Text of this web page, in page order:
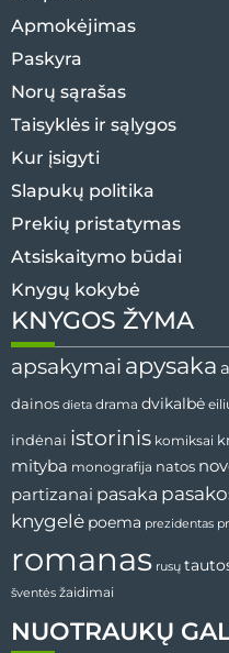
Apmokėjimas
Paskyra
Norų sąrašas
Taisyklės ir sąlygos
Kur įsigyti
Slapukų politika
Prekių pristatymas
Atsiskaitymo būdai
Knygų kokybė
NUOTRAUKŲ
KNYGOS ŽYMA
apsakymai apysaka
dainos dieta drama dvikalbė
indėnai istorinis komiksai
mityba monografija natos
partizanai pasaka
knygelė poema prezidentas
romanas rusų
šventės žaidimai